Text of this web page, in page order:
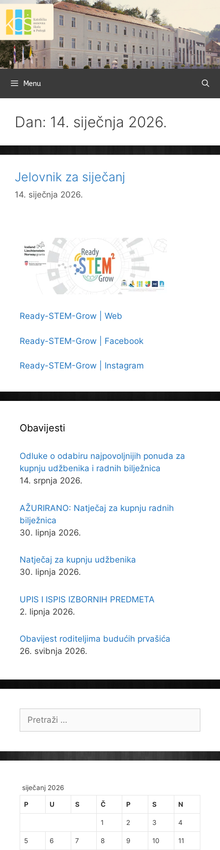
Preskoči
sadržaj
Menu
Dan: 14. siječnja 2026.
Jelovnik za siječanj
14. siječnja 2026.
Ready-STEM-Grow | Web
Ready-STEM-Grow | Facebook
Ready-STEM-Grow | Instagram
Obavijesti
Odluke o odabiru najpovoljnijih ponuda za
kupnju udžbenika i radnih bilježnica
14. srpnja 2026.
AŽURIRANO: Natječaj za kupnju radnih
bilježnica
30. lipnja 2026.
Natječaj za kupnju udžbenika
30. lipnja 2026.
UPIS I ISPIS IZBORNIH PREDMETA
2. lipnja 2026.
Obavijest roditeljima budućih prvašića
26. svibnja 2026.
Pretraži:
siječanj 2026
P U S Č P S N
1 2 3 4
5 6 7 8 9 10 11